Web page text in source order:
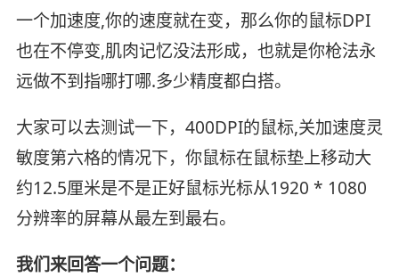
一个加速度,你的速度就在变，那么你的鼠标DPI
也在不停变,肌肉记忆没法形成，也就是你枪法永
远做不到指哪打哪.多少精度都白搭。
大家可以去测试一下，400DPI的鼠标,关加速度灵
敏度第六格的情况下，你鼠标在鼠标垫上移动大
约12.5厘米是不是正好鼠标光标从1920 * 1080
分辨率的屏幕从最左到最右。
我们来回答一个问题：